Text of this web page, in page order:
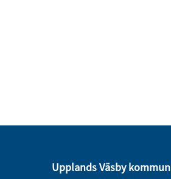
Upplands Väsby kommun